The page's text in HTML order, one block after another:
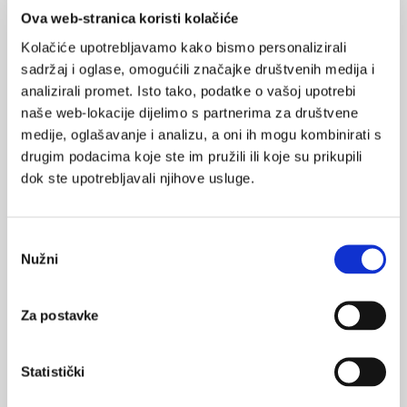
Ova web-stranica koristi kolačiće
Kolačiće upotrebljavamo kako bismo personalizirali
sadržaj i oglase, omogućili značajke društvenih medija i
analizirali promet. Isto tako, podatke o vašoj upotrebi
naše web-lokacije dijelimo s partnerima za društvene
medije, oglašavanje i analizu, a oni ih mogu kombinirati s
drugim podacima koje ste im pružili ili koje su prikupili
dok ste upotrebljavali njihove usluge.
pristanka
Nužni
Za postavke
Statistički
karcinom prostate
VEZANI SADRŽAJ <
Movember: Podizanje svijesti o problemu karcinoma
prostate u muškaraca